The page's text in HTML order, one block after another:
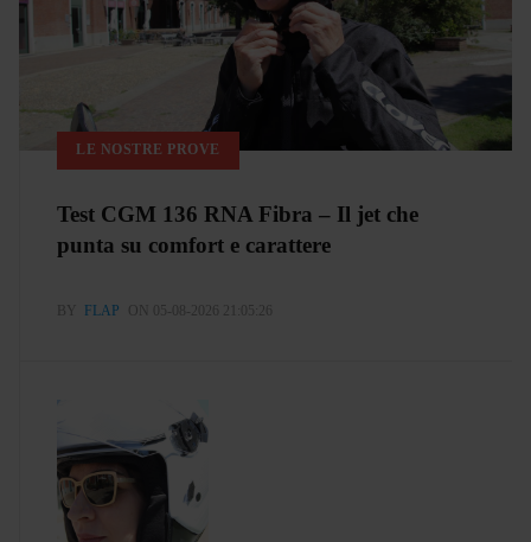
LE NOSTRE PROVE
Test CGM 136 RNA Fibra – Il jet che
punta su comfort e carattere
BY FLAP ON 05-08-2026 21:05:26